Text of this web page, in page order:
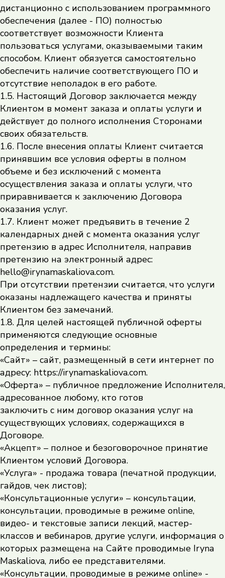
дистанционно с использованием программного
обеспечения (далее - ПО) полностью
соответствует возможности Клиента
пользоваться услугами, оказываемыми таким
способом. Клиент обязуется самостоятельно
обеспечить наличие соответствующего ПО и
отсутствие неполадок в его работе.
1.5. Настоящий Договор заключается между
Клиентом в момент заказа и оплаты услуги и
действует до полного исполнения Сторонами
своих обязательств.
1.6. После внесения оплаты Клиент считается
принявшим все условия оферты в полном
объеме и без исключений с момента
осуществления заказа и оплаты услуги, что
приравнивается к заключению Договора
оказания услуг.
1.7. Клиент может предъявить в течение 2
календарных дней с момента оказания услуг
претензию в адрес Исполнителя, направив
претензию на электронный адрес:
hello@irynamaskaliova.com.
При отсутствии претензии считается, что услуги
оказаны надлежащего качества и приняты
Клиентом без замечаний.
1.8. Для целей настоящей публичной оферты
применяются следующие основные
определения и термины:
«Сайт» – сайт, размещенный в сети интернет по
адресу: https://irynamaskaliova.com.
«Оферта» – публичное предложение Исполнителя,
адресованное любому, кто готов
заключить с ним договор оказания услуг на
существующих условиях, содержащихся в
Договоре.
«Акцепт» – полное и безоговорочное принятие
Клиентом условий Договора.
«Услуга» - продажа товара (печатной продукции,
гайдов, чек листов);
«Консультационные услуги» – консультации,
консультации, проводимые в режиме online,
видео- и текстовые записи лекций, мастер-
классов и вебинаров, другие услуги, информация о
которых размещена на Сайте проводимые Iryna
Maskaliova, либо ее представителями.
«Консультации, проводимые в режиме online» -